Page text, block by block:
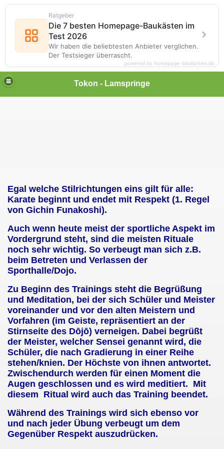
Tokon - Lamspringe
Egal welche Stilrichtungen eins gilt für alle:
Karate beginnt und endet mit Respekt (1. Regel
von Gichin Funakoshi).
Auch wenn heute meist der sportliche Aspekt im
Vordergrund steht, sind die meisten Rituale
noch sehr wichtig. So verbeugt man sich z.B.
beim Betreten und Verlassen der
Sporthalle/Dojo.
Zu Beginn des Trainings steht die Begrüßung
und Meditation, bei der sich Schüler und Meister
voreinander und vor den alten Meistern und
Vorfahren (im Geiste, repräsentiert an der
Stirnseite des Dōjō) verneigen. Dabei begrüßt
der Meister, welcher Sensei genannt wird, die
Schüler, die nach Gradierung in einer Reihe
stehen/knien. Der Höchste von ihnen antwortet.
Zwischendurch werden für einen Moment die
Augen geschlossen und es wird meditiert. Mit
diesem Ritual wird auch das Training beendet.
Während des Trainings wird sich ebenso vor
und nach jeder Übung verbeugt um dem
Gegenüber Respekt auszudrücken.
Ratgeber
Die 7 besten Homepage-Baukästen im
Test 2026
Wir haben die beliebtesten Anbieter verglichen.
Der Testsieger überrascht.
powered by homepage-baukasten.de